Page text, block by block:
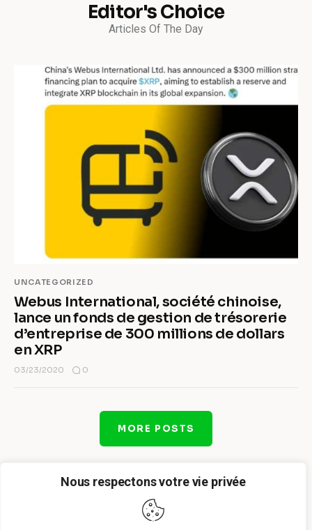
Nous respectons votre vie privée
Editor's Choice
Articles Of The Day
UNCATEGORIZED
Webus International, société chinoise,
lance un fonds de gestion de trésorerie
d’entreprise de 300 millions de dollars
en XRP
03/23/2020 0
MORE POSTS